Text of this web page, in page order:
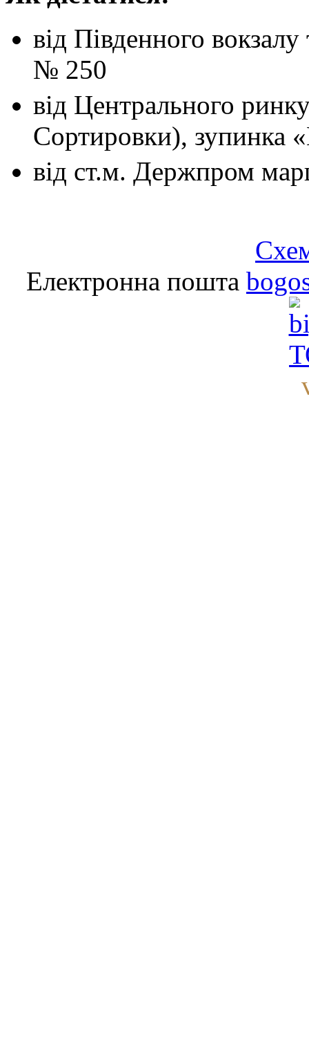
від Південного вокзалу
№ 250
від Центрального
Сортировки), зупинка
від ст.м. Держпром
Електронна пошта